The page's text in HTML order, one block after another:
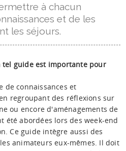
à chacun
et de les
les séjours.
tel guide est importante pour
de connaissances et
regroupant des réflexions sur
ou encore d'aménagements de
été abordées lors des week-end
Ce guide intègre aussi des
animateurs eux-mêmes. Il doit